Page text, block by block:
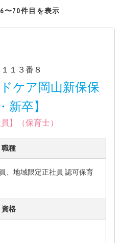
〜70件目を表示
１３番８
ケア岡山新保保
新卒】
】（保育士）
職種
、地域限定正社員 認可保育
資格